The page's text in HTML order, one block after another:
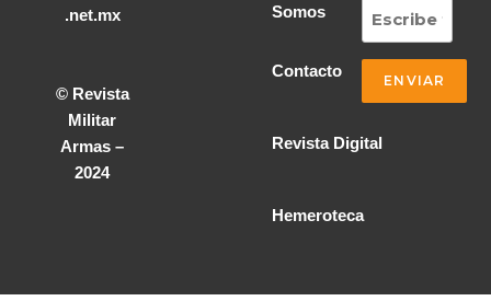
.net.mx
© Revista
Militar
Armas –
2024
Somos
Contacto
Revista Digital
Hemeroteca